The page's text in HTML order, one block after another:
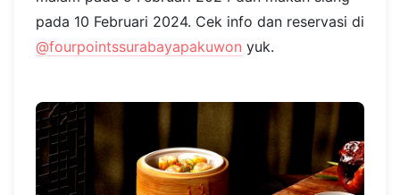
6. Four Points by Sheraton
Pakuwon Indah
Imlek Buffet di Djaman Doeloe Resto & Bar akan
memberikan pengalaman bersantap istimewa
untuk kamu dan keluarga. Four Points by
Sheraton Pakuwon Indah menyajikan deretan